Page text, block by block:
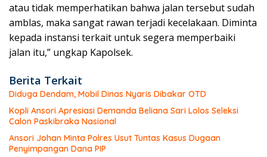
atau tidak memperhatikan bahwa jalan tersebut sudah
amblas, maka sangat rawan terjadi kecelakaan. Diminta
kepada instansi terkait untuk segera memperbaiki
jalan itu,” ungkap Kapolsek.
Berita Terkait
Diduga Dendam, Mobil Dinas Nyaris Dibakar OTD
Kopli Ansori Apresiasi Demanda Beliana Sari Lolos Seleksi
Calon Paskibraka Nasional
Ansori Johan Minta Polres Usut Tuntas Kasus Dugaan
Penyimpangan Dana PIP